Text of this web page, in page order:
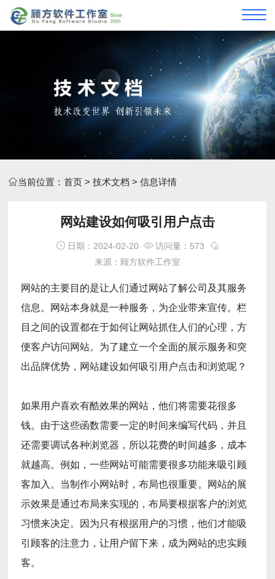
当前位置：首页 >技术文档 > 信息详情
网站建设如何吸引用户点击
日期：2024-02-20
访问量：573
来源：顾方软件工作室
网站的主要目的是让人们通过网站了解公司及其服务
信息。网站本身就是一种服务，为企业带来宣传。栏
目之间的设置都在于如何让网站抓住人们的心理，方
便客户访问网站。为了建立一个全面的展示服务和突
出品牌优势，网站建设如何吸引用户点击和浏览呢？
如果用户喜欢有酷效果的网站，他们将需要花很多
钱。由于这些函数需要一定的时间来编写代码，并且
还需要调试各种浏览器，所以花费的时间越多，成本
就越高。例如，一些网站可能需要很多功能来吸引顾
客加入。当制作小网站时，布局也很重要。网站的展
示效果是通过布局来实现的，布局要根据客户的浏览
习惯来决定。因为只有根据用户的习惯，他们才能吸
引顾客的注意力，让用户留下来，成为网站的忠实顾
客。